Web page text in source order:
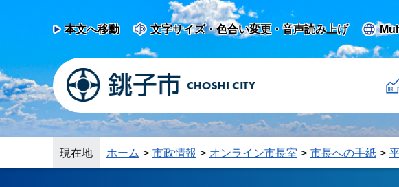
本文へ移動 文字サイズ・色合い変更・音声読み上げ
現在地 ホーム 市政情報 オンライン市長室 市長への手紙